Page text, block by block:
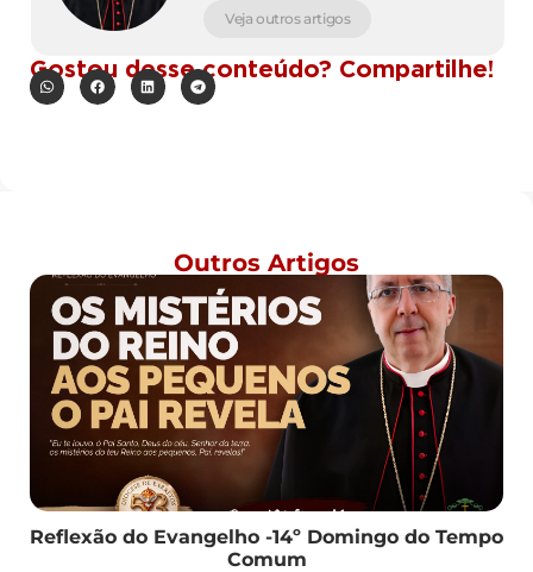
Veja outros artigos
Gostou desse conteúdo? Compartilhe!
Outros Artigos
Reflexão do Evangelho -14º Domingo do Tempo
Comum